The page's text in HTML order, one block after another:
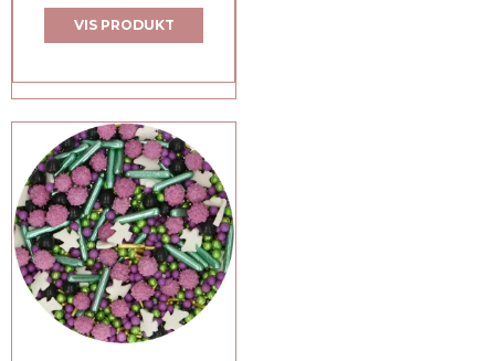
VIS PRODUKT